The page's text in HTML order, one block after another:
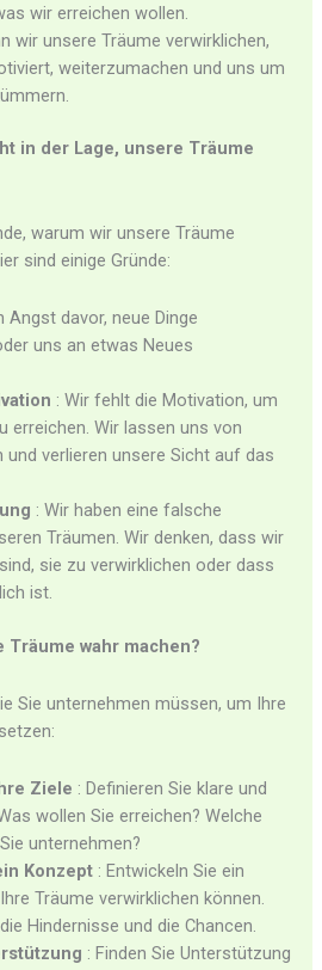
wir erreichen wollen.
wir unsere Träume verwirklichen,
weiterzumachen und uns um
in der Lage, unsere Träume
warum wir unsere Träume
sind einige Gründe:
Angst davor, neue Dinge
uns an etwas Neues
: Wir fehlt die Motivation, um
erreichen. Wir lassen uns von
und verlieren unsere Sicht auf das
: Wir haben eine falsche
Träumen. Wir denken, dass wir
sie zu verwirklichen oder dass
ist.
Träume wahr machen?
Sie unternehmen müssen, um Ihre
Ziele : Definieren Sie klare und
wollen Sie erreichen? Welche
unternehmen?
Konzept : Entwickeln Sie ein
Träume verwirklichen können.
Hindernisse und die Chancen.
: Finden Sie Unterstützung